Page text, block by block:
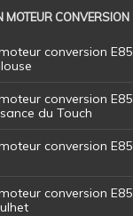
CONVERSION
conversion E85
conversion E85
du Touch
conversion E85
conversion E85